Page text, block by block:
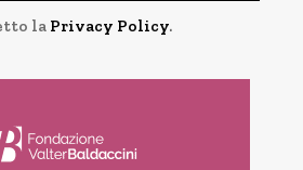
la Privacy Policy.